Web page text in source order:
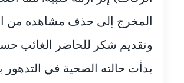
مدونة فاطمة حجازي
عاملة
مدونة فيرا زولوتاريفا
عاملة
المخرج إلى حذف مشاهده من
وتقديم شكر للحاضر الغائب
بدأت حالته الصحية في التدهور